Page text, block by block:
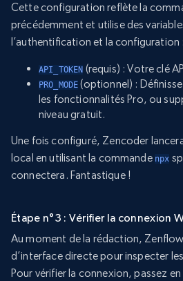
Cette configuration reflète la
précédemment et utilise des
l’authentification et la configuration :
API_TOKEN (requis) : Votre clé
PRO_MODE (optionnel) :
les fonctionnalités Pro, ou
niveau gratuit.
Une fois configuré, Zencoder
local en utilisant la commande npx
connectera. Fantastique !
Étape n°3 : Vérifier la connexion
Au moment de la rédaction,
d’interface directe pour inspecter
Pour vérifier la connexion, passez